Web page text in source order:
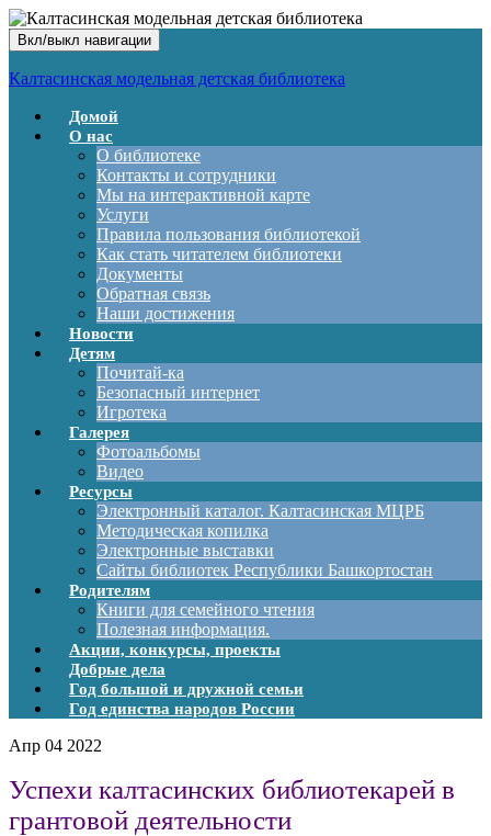
Вкл/выкл навигации
Калтасинская модельная детская библиотека
Домой
О нас
О библиотеке
Контакты и сотрудники
Мы на интерактивной карте
Услуги
Правила пользования библиотекой
Как стать читателем библиотеки
Документы
Обратная связь
Наши достижения
Новости
Детям
Почитай-ка
Безопасный интернет
Игротека
Галерея
Фотоальбомы
Видео
Ресурсы
Электронный каталог. Калтасинская МЦРБ
Методическая копилка
Электронные выставки
Сайты библиотек Республики Башкортостан
Родителям
Книги для семейного чтения
Полезная информация.
Акции, конкурсы, проекты
Добрые дела
Год большой и дружной семьи
Год единства народов России
Апр 04 2022
Успехи калтасинских библиотекарей в
грантовой деятельности